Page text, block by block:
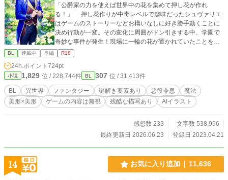
「公爵家の力を使えば世界中の花を集めて押し花が作れ
る！」 押し花作りが中毒レベルで趣味だったシュヴァリエ
はゲームのストーリーなどお構いなしに好き勝手動くことに
決め行動が一変。その変化に周囲がドン引きする中、学園で
奇妙な事件が発生！現場に一輪の花が置かれていたことを知
ったシュヴァリエはこれがゲームのストーリーであることを
思い出す。花が関わっているという理由で事件を追うことに
したシュヴァリエは、ゲームの登場人物であり主人公の右腕
となる隣国の留学生アウル・オルニスと行動を共にするのだ
が……？ ※☆はR描写になります ※他サイトにて重複掲載あ
り
BL 連載中 長編 R18
24h.ポイント 724pt
小説 1,829 位 / 228,744件 BL 307 位 / 31,413件
BL 異世界 ファンタジー 謎解き要素あり 悪役令息
魔法
美形×美形
ゲームの内容は無視 残酷な描写あり AIイラスト
感想数 233
文字数 538,996
最終更新日 2026.06.23
登録日 2023.04.21
14 お気に入り追加 11,636